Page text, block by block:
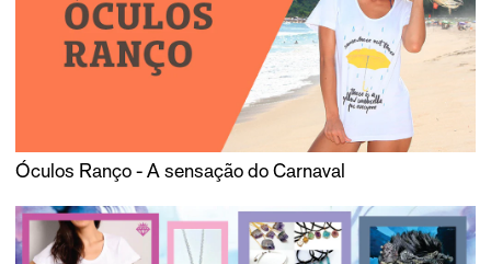
Óculos Ranço - A sensação do Carnaval